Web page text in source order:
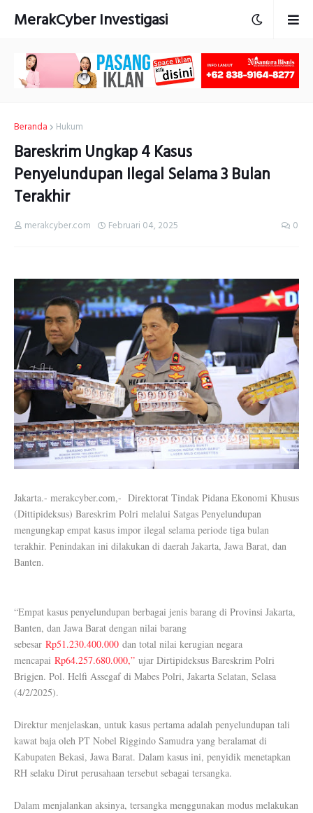
MerakCyber Investigasi
Beranda Hukum
Bareskrim Ungkap 4 Kasus
Penyelundupan Ilegal Selama 3 Bulan
Terakhir
merakcyber.com Februari 04, 2025 0
Jakarta.- merakcyber.com,- Direktorat Tindak Pidana Ekonomi Khusus
(Dittipideksus) Bareskrim Polri melalui Satgas Penyelundupan
mengungkap empat kasus impor ilegal selama periode tiga bulan
terakhir. Penindakan ini dilakukan di daerah Jakarta, Jawa Barat, dan
Banten.
“Empat kasus penyelundupan berbagai jenis barang di Provinsi Jakarta,
Banten, dan Jawa Barat dengan nilai barang
sebesar Rp51.230.400.000 dan total nilai kerugian negara
mencapai Rp64.257.680.000,” ujar Dirtipideksus Bareskrim Polri
Brigjen. Pol. Helfi Assegaf di Mabes Polri, Jakarta Selatan, Selasa
(4/2/2025).
Direktur menjelaskan, untuk kasus pertama adalah penyelundupan tali
kawat baja oleh PT Nobel Riggindo Samudra yang beralamat di
Kabupaten Bekasi, Jawa Barat. Dalam kasus ini, penyidik menetapkan
RH selaku Dirut perusahaan tersebut sebagai tersangka.
Dalam menjalankan aksinya, tersangka menggunakan modus melakukan